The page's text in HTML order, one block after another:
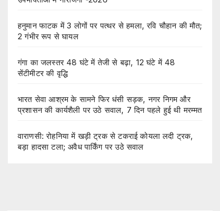
हनुमान फाटक में 3 लोगों पर पत्थर से हमला, रवि चौहान की मौत;
2 गंभीर रूप से घायल
गंगा का जलस्तर 48 घंटे में तेजी से बढ़ा, 12 घंटे में 48
सेंटीमीटर की वृद्धि
भारत सेवा आश्रम के सामने फिर धंसी सड़क, नगर निगम और
प्रशासन की कार्यशैली पर उठे सवाल, 7 दिन पहले हुई थी मरम्मत
वाराणसी: रोहनिया में खड़ी ट्रक से टकराई कोयला लदी ट्रक,
बड़ा हादसा टला; अवैध पार्किंग पर उठे सवाल